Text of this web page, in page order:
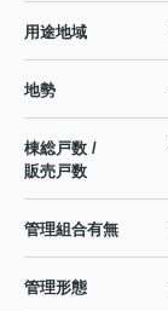
用途地域
地勢
棟総戸数 /
販売戸数
管理組合有無
管理形態